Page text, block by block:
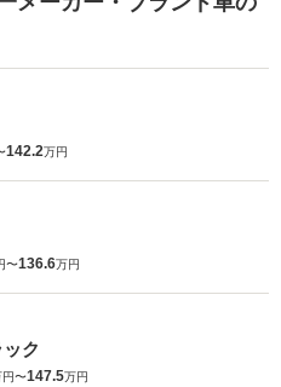
142.2万円
〜136.6万円
ク
円〜147.5万円